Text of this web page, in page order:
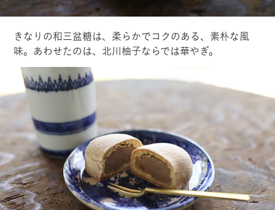
きなりの和三盆糖は、柔らかでコクのある、素朴な風
味。あわせたのは、北川柚子ならでは華やぎ。